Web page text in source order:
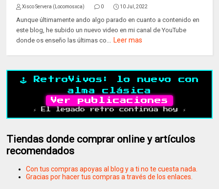
Xisco Servera (Locomosxca) 0 10 Jul, 2022
Aunque últimamente ando algo parado en cuanto a contenido en
este blog, he subido un nuevo video en mi canal de YouTube
donde os enseño las últimas co...
Leer mas
🕹️ RetroVivos: lo nuevo con
alma clásica
Ver publicaciones
⚡ El legado retro continúa hoy ⚡
Tiendas donde comprar online y artículos
recomendados
Con tus compras apoyas al blog y a ti no te cuesta nada.
Gracias por hacer tus compras a través de los enlaces.